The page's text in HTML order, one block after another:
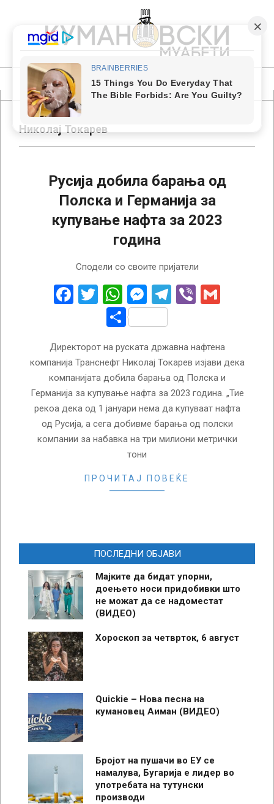
content
КУМАНОВСКИ
МУАБЕТИ
Primary
Navigation
MenuНиколај Токарев
Русија добила барања од
Полска и Германија за
купување нафта за 2023
година
Сподели со своите пријатели
Facebook
Twitter
WhatsApp
Messenger
Telegram
Viber
Share
Директорот на руската државна нафтена
компанија Транснефт Николај Токарев изјави дека
компанијата добила барања од Полска и
Германија за купување нафта за 2023 година. „Тие
рекоа дека од 1 јануари нема да купуваат нафта
од Русија, а сега добивме барања од полски
компании за набавка на три милиони метрички
тони
ПРОЧИТАЈ ПОВЕЌЕ
ПОСЛЕДНИ ОБЈАВИ
Мајките да бидат упорни,
доењето носи придобивки што
не можат да се надоместат
(ВИДЕО)
Хороскоп за четврток, 6 август
Quickie – Нова песна на
кумановец Аиман (ВИДЕО)
Бројот на пушачи во ЕУ се
намалува, Бугарија е лидер во
употребата на тутунски
производи